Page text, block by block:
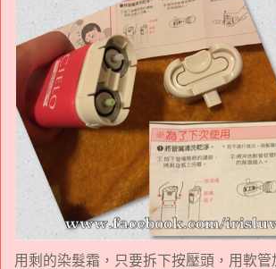
用剩的染髮霜，只要拆下按壓頭，用軟